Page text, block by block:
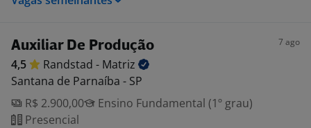
Auxiliar De Produção 7 ago
4,5 Randstad - Matriz
Santana de Parnaíba - SP
R$ 2.900,00
Ensino Fundamental (1º grau)
Presencial